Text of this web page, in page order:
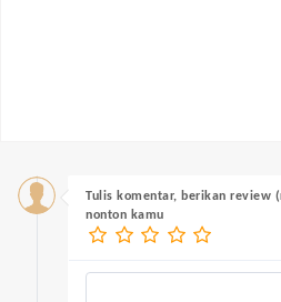
Tulis komentar, berikan review
nonton kamu